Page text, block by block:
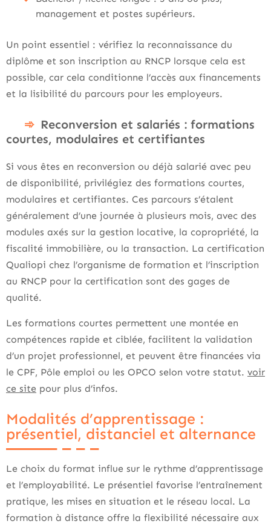
management et postes supérieurs.
Un point essentiel : vérifiez la reconnaissance du
diplôme et son inscription au RNCP lorsque cela est
possible, car cela conditionne l’accès aux financements
et la lisibilité du parcours pour les employeurs.
Reconversion et salariés : formations
courtes, modulaires et certifiantes
Si vous êtes en reconversion ou déjà salarié avec peu
de disponibilité, privilégiez des formations courtes,
modulaires et certifiantes. Ces parcours s’étalent
généralement d’une journée à plusieurs mois, avec des
modules axés sur la gestion locative, la copropriété, la
fiscalité immobilière, ou la transaction. La certification
Qualiopi chez l’organisme de formation et l’inscription
au RNCP pour la certification sont des gages de
qualité.
Les formations courtes permettent une montée en
compétences rapide et ciblée, facilitent la validation
d’un projet professionnel, et peuvent être financées via
le CPF, Pôle emploi ou les OPCO selon votre statut. voir
ce site pour plus d’infos.
Modalités d’apprentissage :
présentiel, distanciel et alternance
Le choix du format influe sur le rythme d’apprentissage
et l’employabilité. Le présentiel favorise l’entraînement
pratique, les mises en situation et le réseau local. La
formation à distance offre la flexibilité nécessaire aux